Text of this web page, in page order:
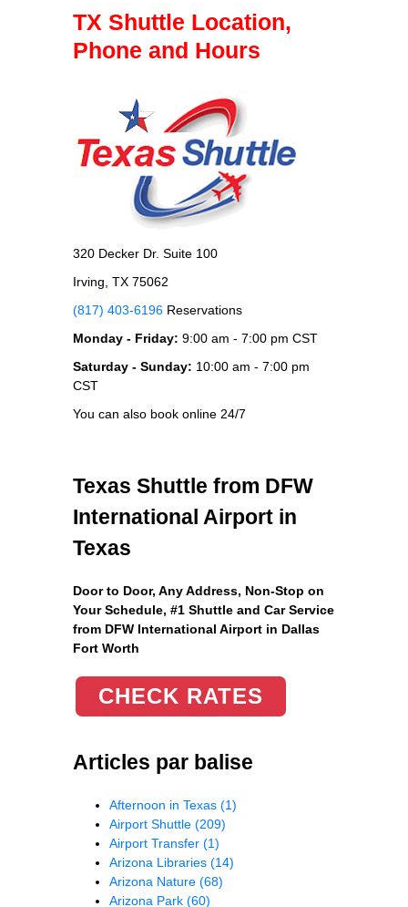
TX Shuttle Location,
Phone and Hours
320 Decker Dr. Suite 100
Irving, TX 75062
(817) 403-6196 Reservations
Monday - Friday: 9:00 am - 7:00 pm CST
Saturday - Sunday: 10:00 am - 7:00 pm
CST
You can also book online 24/7
Texas Shuttle from DFW
International Airport in
Texas
Door to Door, Any Address, Non-Stop on
Your Schedule, #1 Shuttle and Car Service
from DFW International Airport in Dallas
Fort Worth
CHECK RATES
Articles par balise
Afternoon in Texas (1)
Airport Shuttle (209)
Airport Transfer (1)
Arizona Libraries (14)
Arizona Nature (68)
Arizona Park (60)